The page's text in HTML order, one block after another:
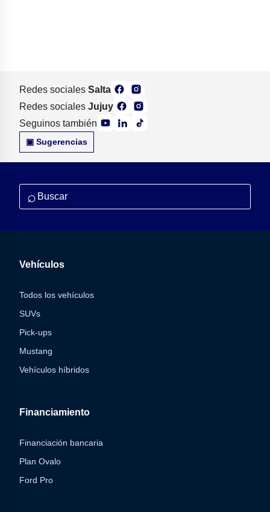
Redes sociales Salta
Redes sociales Jujuy
Seguinos también
▣ Sugerencias
⌕
Vehículos
Todos los vehículos
SUVs
Pick-ups
Mustang
Vehículos híbridos
Financiamiento
Financiación bancaria
Plan Ovalo
Ford Pro